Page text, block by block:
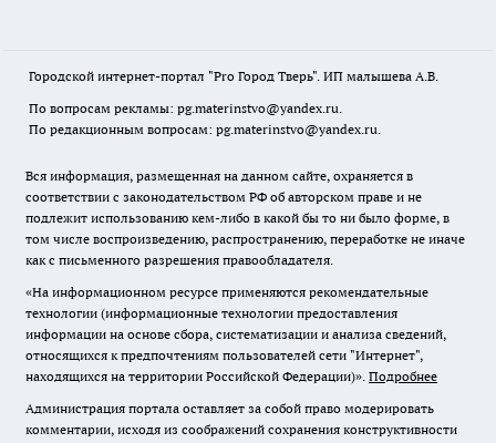
Городской интернет-портал "Pro Город Тверь". ИП малышева А.В.
По вопросам рекламы: pg.materinstvo@yandex.ru.
По редакционным вопросам: pg.materinstvo@yandex.ru.
Вся информация, размещенная на данном сайте, охраняется в
соответствии с законодательством РФ об авторском праве и не
подлежит использованию кем-либо в какой бы то ни было форме, в
том числе воспроизведению, распространению, переработке не иначе
как с письменного разрешения правообладателя.
«На информационном ресурсе применяются рекомендательные
технологии (информационные технологии предоставления
информации на основе сбора, систематизации и анализа сведений,
относящихся к предпочтениям пользователей сети "Интернет",
находящихся на территории Российской Федерации)». Подробнее
Администрация портала оставляет за собой право модерировать
комментарии, исходя из соображений сохранения конструктивности